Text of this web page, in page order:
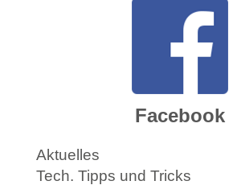
Facebook
Aktuelles
Tech. Tipps und Tricks